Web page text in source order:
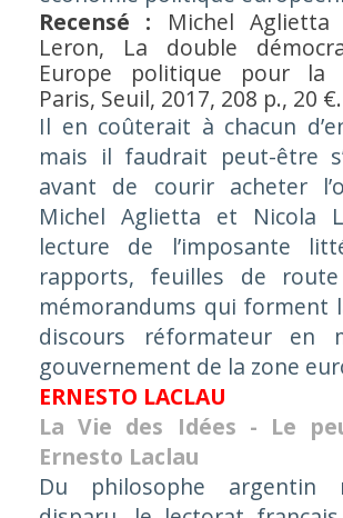
Recensé : Michel
Leron, La double
Europe politique pour la
Paris, Seuil, 2017, 208 p., 20 €.
Il en coûterait à chacun
mais il faudrait peut-être
avant de courir acheter
Michel Aglietta et Nicola
lecture de l’imposante
rapports, feuilles de
mémorandums qui forment
discours réformateur en
gouvernement de la zone
ERNESTO LACLAU
La Vie des Idées - Le
Ernesto Laclau
Du philosophe argentin